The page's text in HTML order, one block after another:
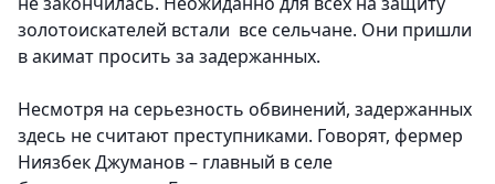
золотоискателей встали все сельчане. Они пришли
в акимат просить за задержанных.
Несмотря на серьезность обвинений, задержанных
здесь не считают преступниками. Говорят, фермер
Ниязбек Джуманов – главный в селе